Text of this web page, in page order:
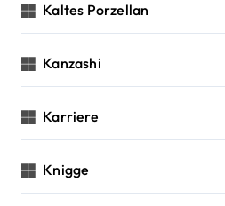
Kaltes Porzellan
Kanzashi
Karriere
Knigge